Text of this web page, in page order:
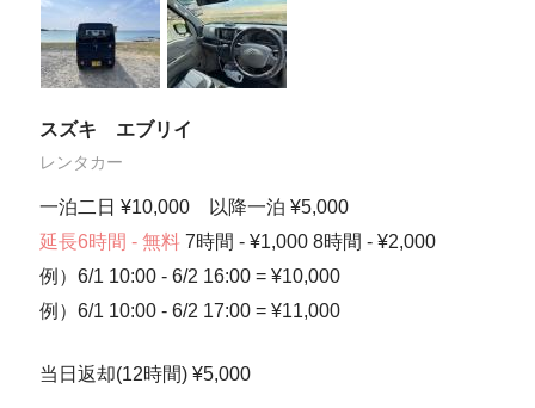
スズキ エブリイ
レンタカー
一泊二日 ¥10,000 以降一泊 ¥5,000
延長6時間 - 無料7時間 - ¥1,000 8時間 - ¥2,000
例）6/1 10:00 - 6/2 16:00 = ¥10,000
例）6/1 10:00 - 6/2 17:00 = ¥11,000
当日返却(12時間) ¥5,000